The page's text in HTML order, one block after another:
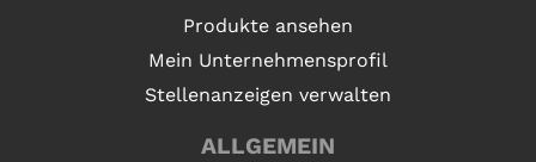
Produkte ansehen
Mein Unternehmensprofil
Stellenanzeigen verwalten
ALLGEMEIN